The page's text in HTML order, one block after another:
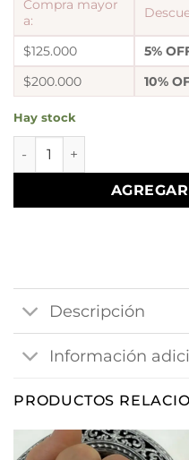
Compra mayor
a:
$125.000
5%
$200.000
10%
Hay stock
argollas cubanas a.q
Descripción
Información
PRODUCTOS